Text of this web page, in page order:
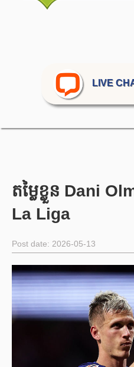
LIVE
តម្លៃខ្លួន Dani
La Liga
Post date: 2026-05-13